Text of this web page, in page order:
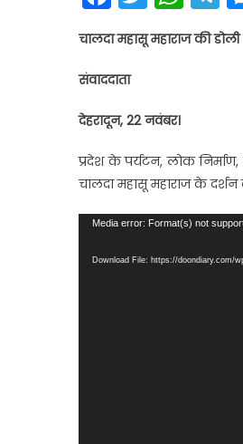
चालदा महासू महाराज की
संवाददाता
देहरादून, 22 नवंबर।
प्रदेश के पर्यटन, लोक निर्माण,
चालदा महासू महाराज के
Video
Media error: Format(s) not
Download File: https://doondiary.com/